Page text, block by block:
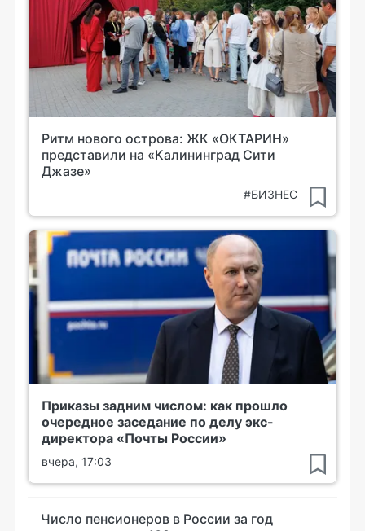
Ритм нового острова: ЖК «ОКТАРИН»
представили на «Калининград Сити
Джазе»
#БИЗНЕС
Приказы задним числом: как прошло
очередное заседание по делу экс-
директора «Почты России»
вчера, 17:03
Число пенсионеров в России за год